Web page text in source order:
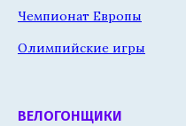
Чемпионат Европы
Олимпийские игры
ВЕЛОГОНЩИКИ